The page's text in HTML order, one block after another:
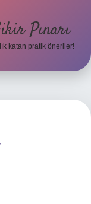
Pınarı
katan pratik öneriler!